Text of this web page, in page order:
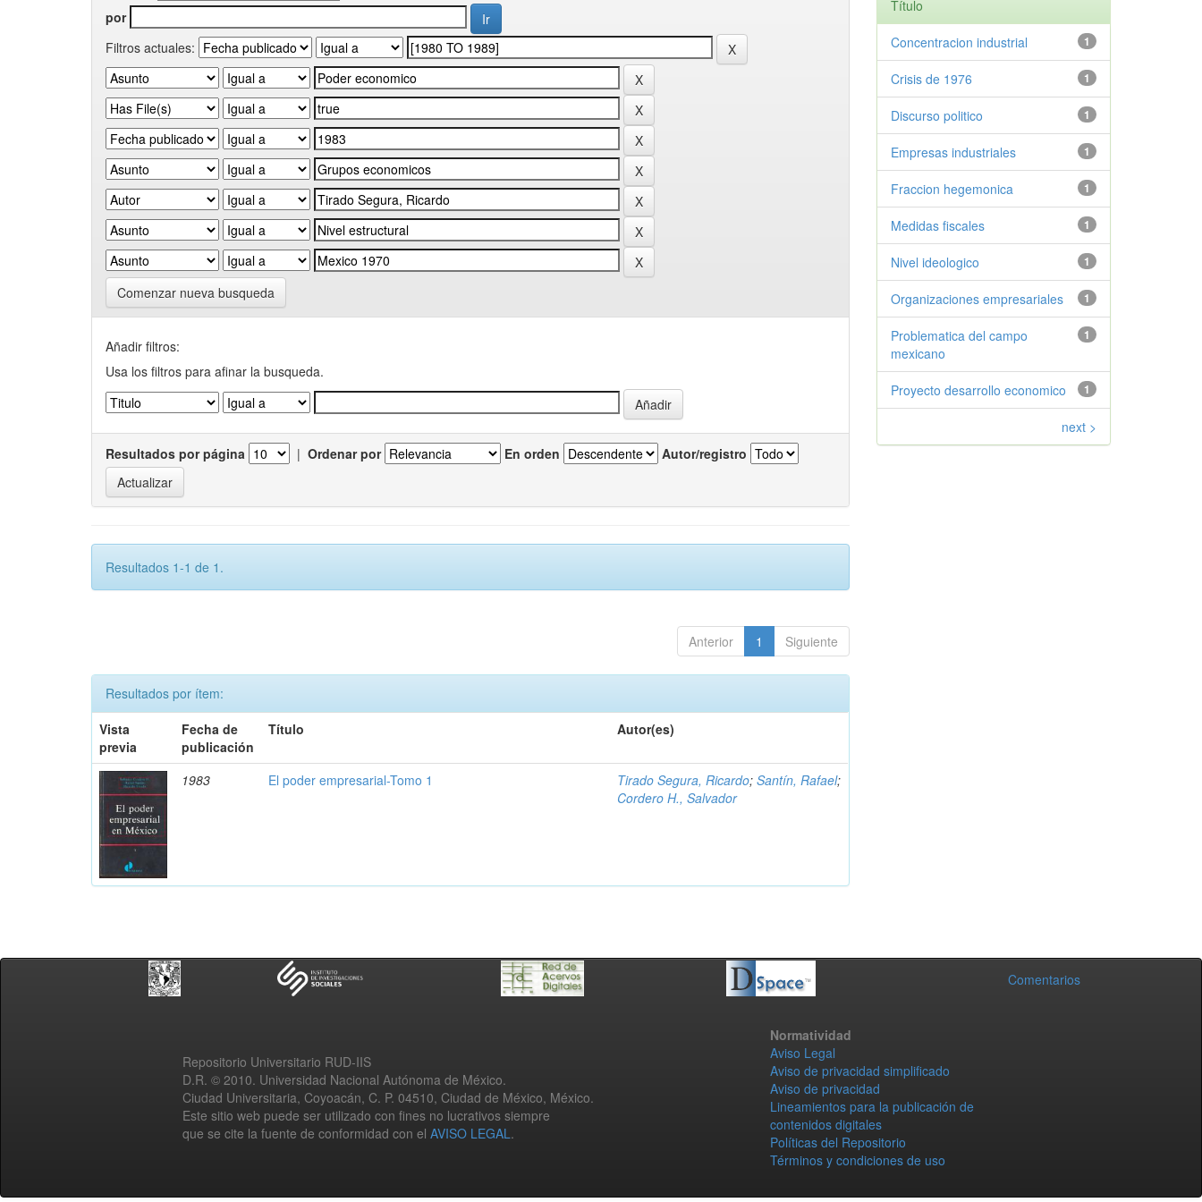
por
Filtros actuales:
Comenzar nueva busqueda
Añadir filtros:
Usa los filtros para afinar la busqueda.
Resultados por página | Ordenar por En orden Autor/registro
Resultados 1-1 de 1.
Anterior 1 Siguiente
Resultados por ítem:
Vista
previa
Fecha de
publicación
Título Autor(es)
1983 El poder empresarial-Tomo 1 Tirado Segura, Ricardo;Santín, Rafael;
Cordero H., Salvador
Título
1
Concentracion industrial
1
Crisis de 1976
1
Discurso politico
1
Empresas industriales
1
Fraccion hegemonica
1
Medidas fiscales
1
Nivel ideologico
1
Organizaciones empresariales
1
Problematica del campo
mexicano
1
Proyecto desarrollo economico
next >
Comentarios
Repositorio Universitario RUD-IIS
D.R. © 2010. Universidad Nacional Autónoma de México.
Ciudad Universitaria, Coyoacán, C. P. 04510, Ciudad de México, México.
Este sitio web puede ser utilizado con fines no lucrativos siempre
que se cite la fuente de conformidad con el AVISO LEGAL.
Normatividad
Aviso Legal
Aviso de privacidad simplificado
Aviso de privacidad
Lineamientos para la publicación de
contenidos digitales
Políticas del Repositorio
Términos y condiciones de uso